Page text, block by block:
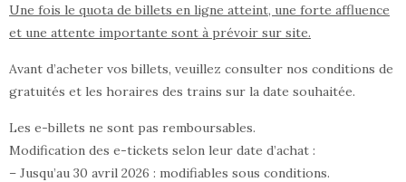
Une fois le quota de billets en ligne atteint, une forte affluence
et une attente importante sont à prévoir sur site.
Avant d’acheter vos billets, veuillez consulter nos conditions de
gratuités et les horaires des trains sur la date souhaitée.
Les e-billets ne sont pas remboursables.
Modification des e-tickets selon leur date d’achat :
– Jusqu’au 30 avril 2026 : modifiables sous conditions.